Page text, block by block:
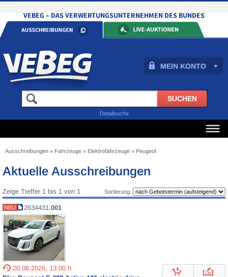
MEIN KONTO
Detailsuche
Ausschreibungen » Fahrzeuge » Elektrofahrzeuge » Peugeot
Aktuelle Ausschreibungen
Zeige Treffer 1 bis 1 von 1 Sortierung:
NEU 2634431.001
20.08.2026, 13:00 h